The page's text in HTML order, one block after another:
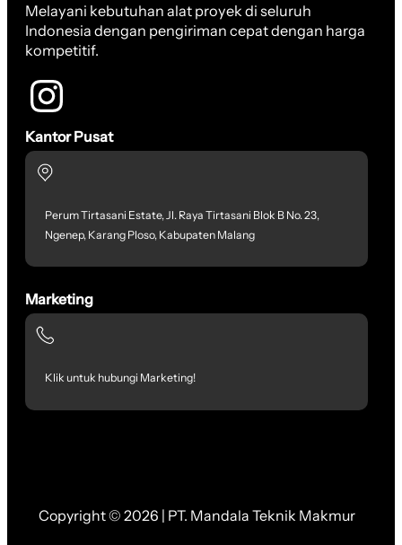
Melayani kebutuhan alat proyek di seluruh
Indonesia dengan pengiriman cepat dengan harga
kompetitif.
Kantor Pusat
Perum Tirtasani Estate, Jl. Raya Tirtasani Blok B No. 23,
Ngenep, Karang Ploso, Kabupaten Malang
Marketing
Klik untuk hubungi Marketing!
Copyright © 2026 | PT. Mandala Teknik Makmur